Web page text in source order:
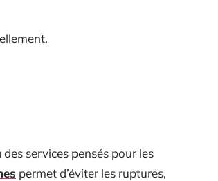
services pensés pour les
permet d’éviter les ruptures,